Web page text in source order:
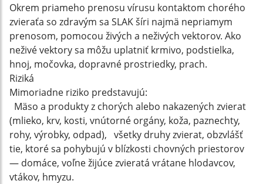
Okrem priameho prenosu vírusu kontaktom chorého
zvieraťa so zdravým sa SLAK šíri najmä nepriamym
prenosom, pomocou živých a neživých vektorov. Ako
neživé vektory sa môžu uplatniť krmivo, podstielka,
hnoj, močovka, dopravné prostriedky, prach.
Riziká
Mimoriadne riziko predstavujú:
Mäso a produkty z chorých alebo nakazených zvierat
(mlieko, krv, kosti, vnútorné orgány, koža, paznechty,
rohy, výrobky, odpad), všetky druhy zvierat, obzvlášť
tie, ktoré sa pohybujú v blízkosti chovných priestorov
— domáce, voľne žijúce zvieratá vrátane hlodavcov,
vtákov, hmyzu.